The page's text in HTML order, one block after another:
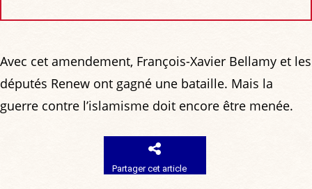
Avec cet amendement, François-Xavier Bellamy et les
députés Renew ont gagné une bataille. Mais la
guerre contre l’islamisme doit encore être menée.
Partager cet article